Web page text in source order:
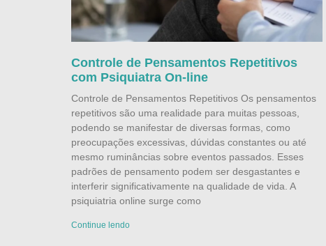
Controle de Pensamentos Repetitivos
com Psiquiatra On-line
Controle de Pensamentos Repetitivos Os pensamentos
repetitivos são uma realidade para muitas pessoas,
podendo se manifestar de diversas formas, como
preocupações excessivas, dúvidas constantes ou até
mesmo ruminâncias sobre eventos passados. Esses
padrões de pensamento podem ser desgastantes e
interferir significativamente na qualidade de vida. A
psiquiatria online surge como
Continue lendo